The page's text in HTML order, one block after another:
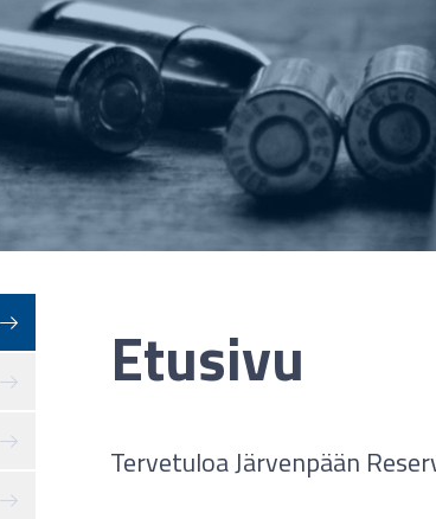
Etusivu
Tervetuloa Järvenpään